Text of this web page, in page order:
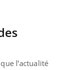
l’actualité